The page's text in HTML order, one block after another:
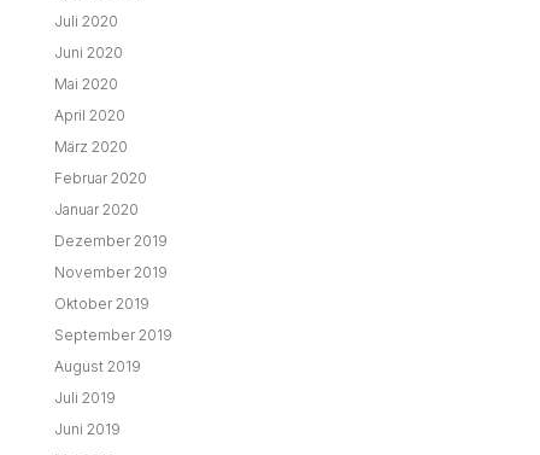
Juli 2020
Juni 2020
Mai 2020
April 2020
März 2020
Februar 2020
Januar 2020
Dezember 2019
November 2019
Oktober 2019
September 2019
August 2019
Juli 2019
Juni 2019